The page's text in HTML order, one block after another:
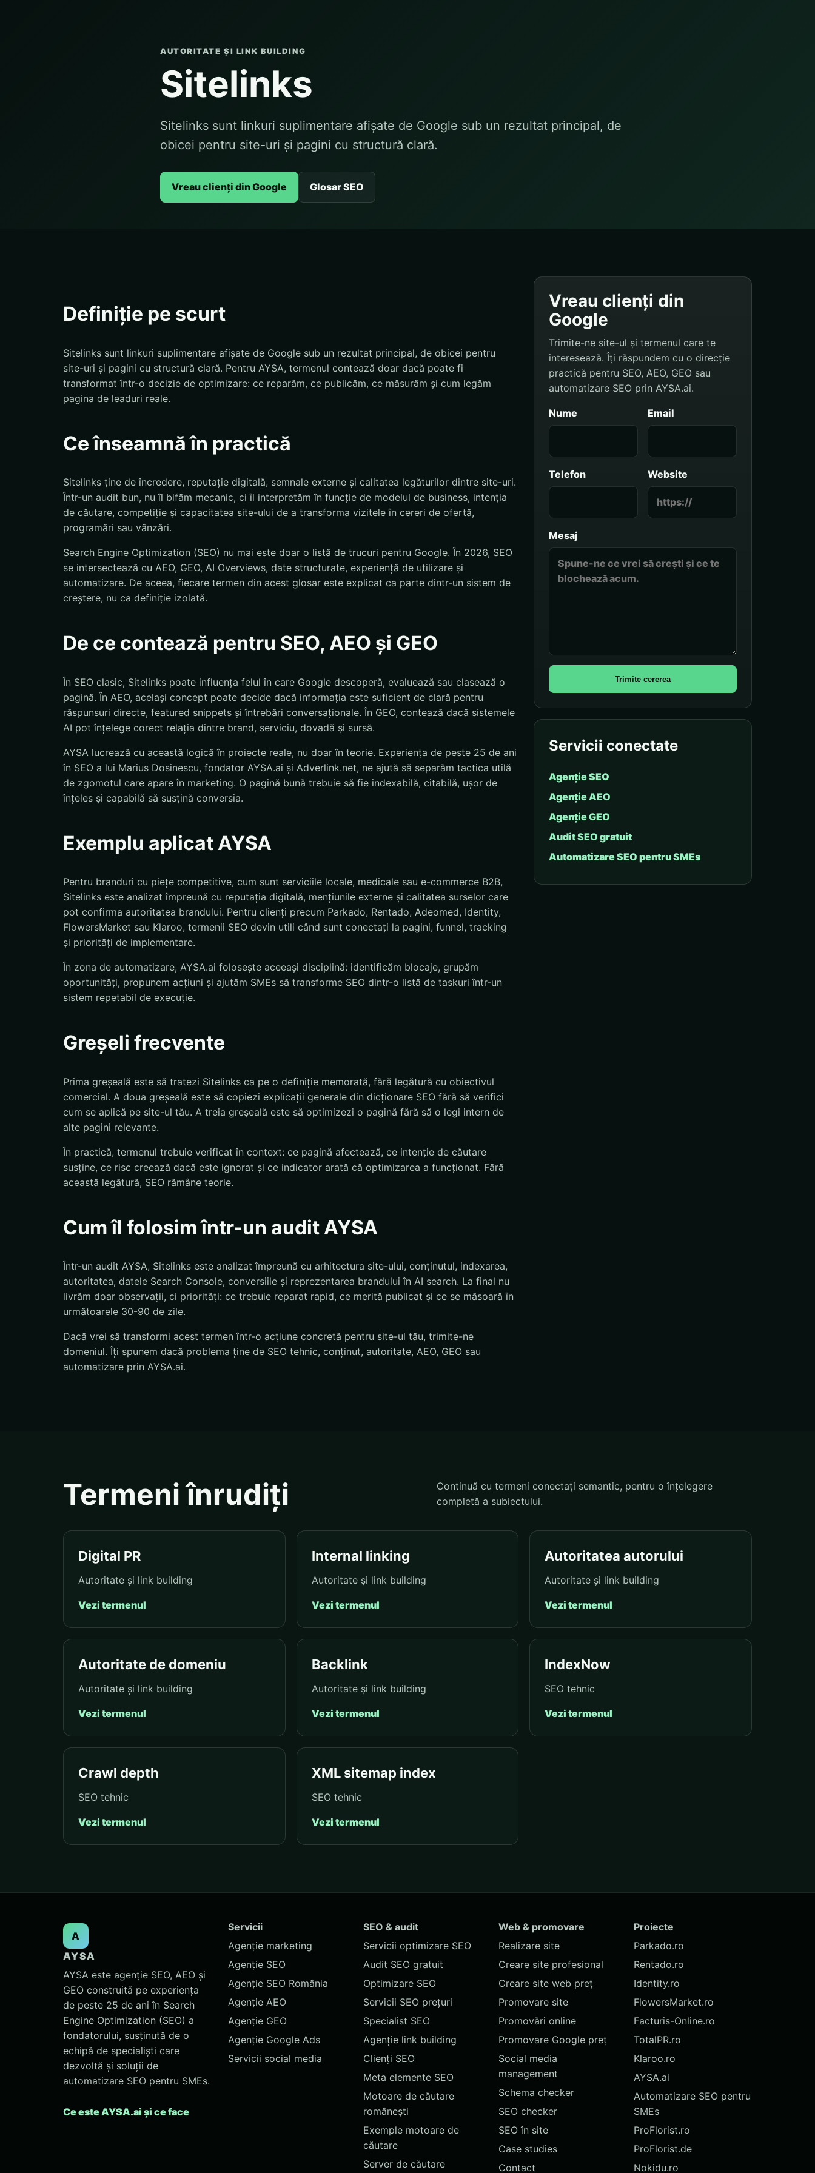
AUTORITATE ȘI LINK BUILDING
Sitelinks
Sitelinks sunt linkuri suplimentare afișate de Google sub un rezultat principal, de
obicei pentru site-uri și pagini cu structură clară.
Vreau clienți din Google Glosar SEO
Definiție pe scurt
Sitelinks sunt linkuri suplimentare afișate de Google sub un rezultat principal, de obicei pentru
site-uri și pagini cu structură clară. Pentru AYSA, termenul contează doar dacă poate fi
transformat într-o decizie de optimizare: ce reparăm, ce publicăm, ce măsurăm și cum legăm
pagina de leaduri reale.
Ce înseamnă în practică
Sitelinks ține de încredere, reputație digitală, semnale externe și calitatea legăturilor dintre site-uri.
Într-un audit bun, nu îl bifăm mecanic, ci îl interpretăm în funcție de modelul de business, intenția
de căutare, competiție și capacitatea site-ului de a transforma vizitele în cereri de ofertă,
programări sau vânzări.
Search Engine Optimization (SEO) nu mai este doar o listă de trucuri pentru Google. În 2026, SEO
se intersectează cu AEO, GEO, AI Overviews, date structurate, experiență de utilizare și
automatizare. De aceea, fiecare termen din acest glosar este explicat ca parte dintr-un sistem de
creștere, nu ca definiție izolată.
De ce contează pentru SEO, AEO și GEO
În SEO clasic, Sitelinks poate influența felul în care Google descoperă, evaluează sau clasează o
pagină. În AEO, același concept poate decide dacă informația este suficient de clară pentru
răspunsuri directe, featured snippets și întrebări conversaționale. În GEO, contează dacă sistemele
AI pot înțelege corect relația dintre brand, serviciu, dovadă și sursă.
AYSA lucrează cu această logică în proiecte reale, nu doar în teorie. Experiența de peste 25 de ani
în SEO a lui Marius Dosinescu, fondator AYSA.ai și Adverlink.net, ne ajută să separăm tactica utilă
de zgomotul care apare în marketing. O pagină bună trebuie să fie indexabilă, citabilă, ușor de
înțeles și capabilă să susțină conversia.
Exemplu aplicat AYSA
Pentru branduri cu piețe competitive, cum sunt serviciile locale, medicale sau e-commerce B2B,
Sitelinks este analizat împreună cu reputația digitală, mențiunile externe și calitatea surselor care
pot confirma autoritatea brandului. Pentru clienți precum Parkado, Rentado, Adeomed, Identity,
FlowersMarket sau Klaroo, termenii SEO devin utili când sunt conectați la pagini, funnel, tracking
și priorități de implementare.
În zona de automatizare, AYSA.ai folosește aceeași disciplină: identificăm blocaje, grupăm
oportunități, propunem acțiuni și ajutăm SMEs să transforme SEO dintr-o listă de taskuri într-un
sistem repetabil de execuție.
Greșeli frecvente
Prima greșeală este să tratezi Sitelinks ca pe o definiție memorată, fără legătură cu obiectivul
comercial. A doua greșeală este să copiezi explicații generale din dicționare SEO fără să verifici
cum se aplică pe site-ul tău. A treia greșeală este să optimizezi o pagină fără să o legi intern de
alte pagini relevante.
În practică, termenul trebuie verificat în context: ce pagină afectează, ce intenție de căutare
susține, ce risc creează dacă este ignorat și ce indicator arată că optimizarea a funcționat. Fără
această legătură, SEO rămâne teorie.
Cum îl folosim într-un audit AYSA
Într-un audit AYSA, Sitelinks este analizat împreună cu arhitectura site-ului, conținutul, indexarea,
autoritatea, datele Search Console, conversiile și reprezentarea brandului în AI search. La final nu
livrăm doar observații, ci priorități: ce trebuie reparat rapid, ce merită publicat și ce se măsoară în
următoarele 30-90 de zile.
Dacă vrei să transformi acest termen într-o acțiune concretă pentru site-ul tău, trimite-ne
domeniul. Îți spunem dacă problema ține de SEO tehnic, conținut, autoritate, AEO, GEO sau
automatizare prin AYSA.ai.
Vreau clienți din
Google
Trimite-ne site-ul și termenul care te
interesează. Îți răspundem cu o direcție
practică pentru SEO, AEO, GEO sau
automatizare SEO prin AYSA.ai.
Nume Email
Telefon Website
Mesaj
Trimite cererea
Servicii conectate
Agenție SEO
Agenție AEO
Agenție GEO
Audit SEO gratuit
Automatizare SEO pentru SMEs
Termeni înrudiți
Continuă cu termeni conectați semantic, pentru o înțelegere
completă a subiectului.
Digital PR
Autoritate și link building
Vezi termenul
Internal linking
Autoritate și link building
Vezi termenul
Autoritatea autorului
Autoritate și link building
Vezi termenul
Autoritate de domeniu
Autoritate și link building
Vezi termenul
Backlink
Autoritate și link building
Vezi termenul
IndexNow
SEO tehnic
Vezi termenul
Crawl depth
SEO tehnic
Vezi termenul
XML sitemap index
SEO tehnic
Vezi termenul
A
AYSA
AYSA este agenție SEO, AEO și
GEO construită pe experiența
de peste 25 de ani în Search
Engine Optimization (SEO) a
fondatorului, susținută de o
echipă de specialiști care
dezvoltă și soluții de
automatizare SEO pentru SMEs.
Ce este AYSA.ai și ce face
Servicii
Agenție marketing
Agenție SEO
Agenție SEO România
Agenție AEO
Agenție GEO
Agenție Google Ads
Servicii social media
SEO & audit
Servicii optimizare SEO
Audit SEO gratuit
Optimizare SEO
Servicii SEO prețuri
Specialist SEO
Agenție link building
Clienți SEO
Meta elemente SEO
Motoare de căutare
românești
Exemple motoare de
căutare
Server de căutare
Web & promovare
Realizare site
Creare site profesional
Creare site web preț
Promovare site
Promovări online
Promovare Google preț
Social media
management
Schema checker
SEO checker
SEO în site
Case studies
Contact
Proiecte
Parkado.ro
Rentado.ro
Identity.ro
FlowersMarket.ro
Facturis-Online.ro
TotalPR.ro
Klaroo.ro
AYSA.ai
Automatizare SEO pentru
SMEs
ProFlorist.ro
ProFlorist.de
Nokidu.ro